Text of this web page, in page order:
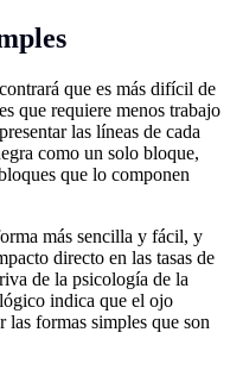
que es más difícil de
que requiere menos trabajo
las líneas de cada
como un solo bloque,
que lo componen
más sencilla y fácil, y
directo en las tasas de
de la psicología de la
indica que el ojo
las formas simples que son